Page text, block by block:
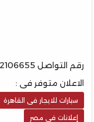
رقم التواصل 01102106655
الاعلان متوفر فى :
سيارات للايجار فى القاهرة
إعلانات فى مصر